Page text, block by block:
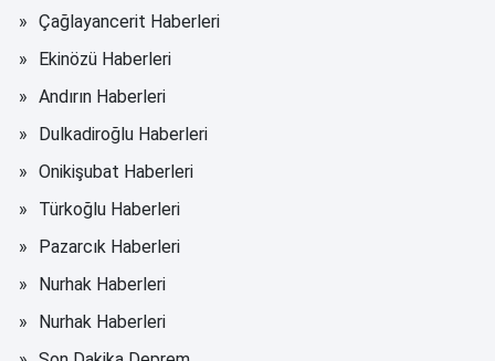
Çağlayancerit Haberleri
Ekinözü Haberleri
Andırın Haberleri
Dulkadiroğlu Haberleri
Onikişubat Haberleri
Türkoğlu Haberleri
Pazarcık Haberleri
Nurhak Haberleri
Nurhak Haberleri